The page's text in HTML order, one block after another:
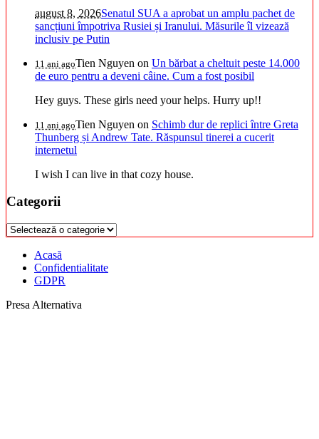
august 8, 2026Senatul SUA a aprobat un amplu pachet de
sancțiuni împotriva Rusiei și Iranului. Măsurile îl vizează
inclusiv pe Putin
11 ani agoTien Nguyen on Un bărbat a cheltuit peste 14.000
de euro pentru a deveni câine. Cum a fost posibil
Hey guys. These girls need your helps. Hurry up!!
11 ani agoTien Nguyen on Schimb dur de replici între Greta
Thunberg și Andrew Tate. Răspunsul tinerei a cucerit
internetul
I wish I can live in that cozy house.
Categorii
Categorii
Acasă
Confidentialitate
GDPR
Presa Alternativa